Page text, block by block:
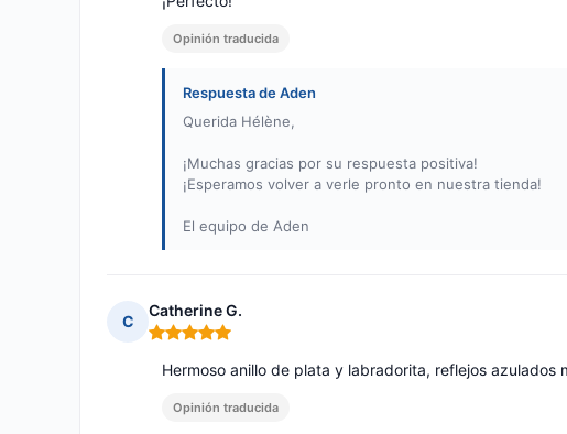
Opinión traducida
Respuesta de Aden
Querida Hélène,
¡Muchas gracias por su respuesta positiva!
¡Esperamos volver a verle pronto en nuestra tienda!
El equipo de Aden
C
Catherine G.
Nota: 5 de 5
Hermoso anillo de plata y labradorita, reflejos
Opinión traducida